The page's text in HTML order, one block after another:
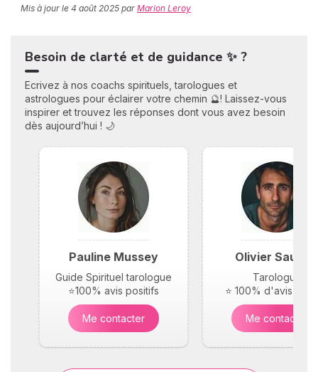
Mis à jour le 4 août 2025 par Marion Leroy
Besoin de clarté et de guidance ✨ ?
Ecrivez à nos coachs spirituels, tarologues et
astrologues pour éclairer votre chemin 🔮! Laissez-vous
inspirer et trouvez les réponses dont vous avez besoin
dès aujourd’hui ! 🌙
Pauline Mussey
Guide Spirituel tarologue
⭐100% avis positifs
Me contacter
Olivier Saunier
Tarologue
⭐ 100% d'avis
Me contacter